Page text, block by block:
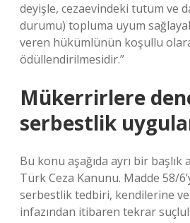
deyişle, cezaevindeki tutum ve
durumu) topluma uyum
veren hükümlünün koşullu
ödüllendirilmesidir.”
Mükerrirlere
serbestlik
Bu konu aşağıda ayrı bir başlık
Türk Ceza Kanunu. Madde 58/
serbestlik tedbiri, kendilerine
infazından itibaren tekrar